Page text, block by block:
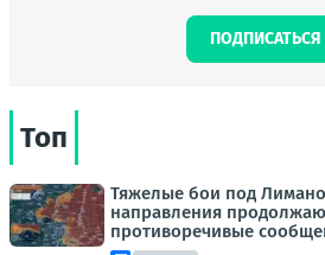
ПОДПИСАТЬСЯ
Топ
Тяжелые бои под
направления
противоречивые